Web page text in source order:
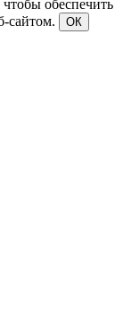
обеспечить
сайтом.
ОК